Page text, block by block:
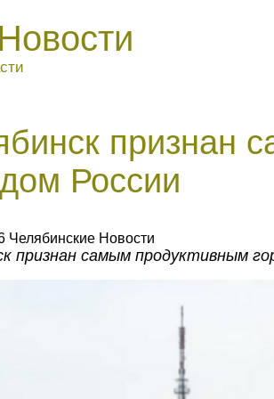
признан
России
Челябинские Новости
признан самым продуктивным